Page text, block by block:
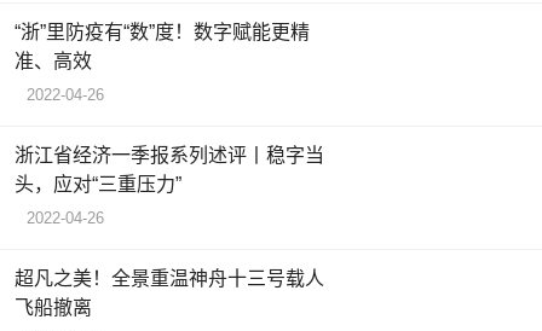
“浙”里防疫有“数”度！数字赋能更精
准、高效
2022-04-26
浙江省经济一季报系列述评丨稳字当
头，应对“三重压力”
2022-04-26
超凡之美！全景重温神舟十三号载人
飞船撤离